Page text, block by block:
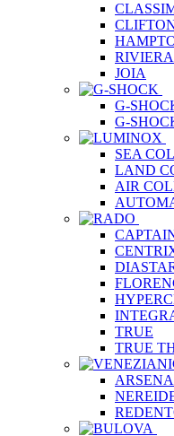
RIVIERA
JOIA
G-
G-
SEA
LAND
AIR
TRUE
TRUE